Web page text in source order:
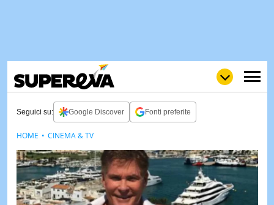
LOLGULP
LOVENEWS
STORIE
VIDEO
Seguici su: Google Discover Fonti preferite
HOME CINEMA & TV